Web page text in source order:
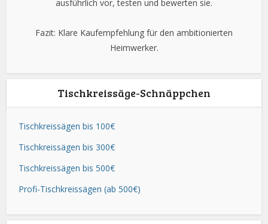
ausführlich vor, testen und bewerten sie.
Fazit: Klare Kaufempfehlung für den ambitionierten
Heimwerker.
Tischkreissäge-Schnäppchen
Tischkreissägen bis 100€
Tischkreissägen bis 300€
Tischkreissägen bis 500€
Profi-Tischkreissägen (ab 500€)